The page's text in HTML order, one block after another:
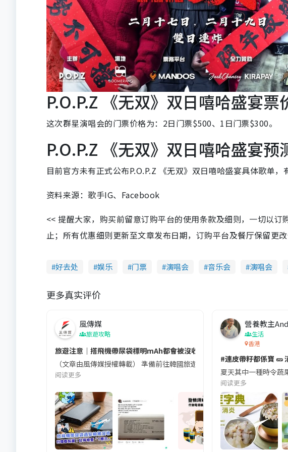
P.O.P.Z 《无双》双日嘻哈盛宴票
这次群星演唱会的门票价格为：2日门票$500、1日门票$300。
P.O.P.Z 《无双》双日嘻哈盛宴预
目前官方未有正式公布P.O.P.Z 《无双》双日嘻哈盛宴具体歌单，
资料来源：歌手IG、Facebook
<< 提醒大家，购买前留意订购平台的使用条款及细则，一切以
止；所有优惠细则更新至文章发布日期，订购平台及餐厅保留更
好去处 娱乐 门票 演唱会 音乐会 演唱会
更多真实评价
風傳媒
旅遊攻略
旅遊注意｜搭飛機帶尿袋標明mAh都會被沒收😱出發前切記檢查「1標示」
（文章由風傳媒授權轉載） 準備前往韓國旅遊的民眾，近期要特別留
阅读更多
營養教主
生活
香港
#連皮帶籽都係寶 🥒
夏天其中一種時令蔬
阅读更多